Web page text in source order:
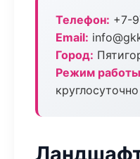
Телефон: +7-
Email:
Город:
Режим
круглосуточно